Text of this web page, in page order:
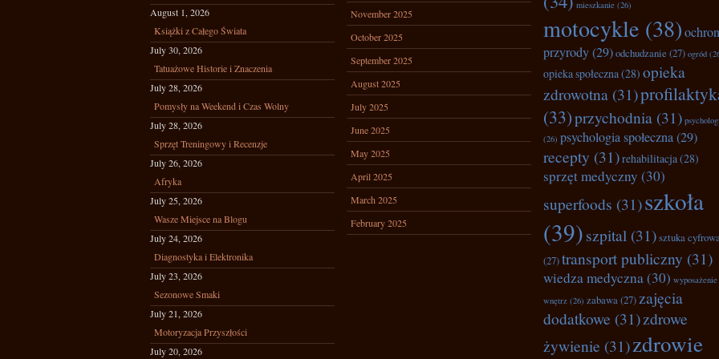
August 1, 2026
Książki z Całego Świata
July 30, 2026
Tatuażowe Historie i Znaczenia
July 28, 2026
Pomysły na Weekend i Czas Wolny
July 28, 2026
Sprzęt Treningowy i Recenzje
July 26, 2026
Afryka
July 25, 2026
Wasze Miejsce na Blogu
July 24, 2026
Diagnostyka i Elektronika
July 23, 2026
Sezonowe Smaki
July 21, 2026
Motoryzacja Przyszłości
July 20, 2026
November 2025
October 2025
September 2025
August 2025
July 2025
June 2025
May 2025
April 2025
March 2025
February 2025
mieszkanie (26)
motocykle (38)
przyrody(29)odchudzanie (27) ogród
opieka społeczna(28) opieka
zdrowotna (31)
(33)przychodnia (31)
(26) psychologia społeczna(29)
recepty (31)rehabilitacja(28)
sprzęt medyczny (30)
superfoods (31)szkoła
(39)szpital (31)sztuka
(27)transport publiczny (31)
wiedza medyczna(30) wyposażenie
wnętrz (26) zabawa(27) zajęcia
dodatkowe (31)zdrowe
żywienie (31)zdrowie